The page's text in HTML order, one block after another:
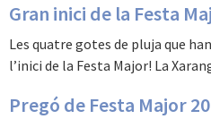
Gran inici de la Festa
Les quatre gotes de pluja que
l’inici de la Festa Major! La
Pregó de Festa Major